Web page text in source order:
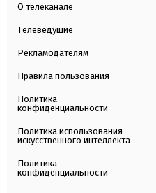
О телеканале
Телеведущие
Рекламодателям
Правила пользования
Политика
конфиденциальности
Политика использования
искусственного интеллекта
Политика
конфиденциальности